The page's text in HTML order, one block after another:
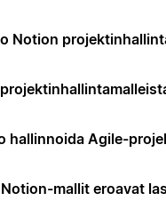
Notion
hallinnoida Agile-
mallit eroavat